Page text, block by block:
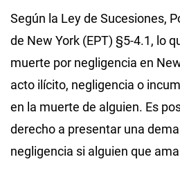
Según la Ley de Sucesiones,
de New York (EPT) §5-4.1, lo
muerte por negligencia en
acto ilícito, negligencia o
en la muerte de alguien. Es
derecho a presentar una
negligencia si alguien que